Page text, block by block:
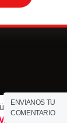
All
ENVIANOS TU
COMENTARIO